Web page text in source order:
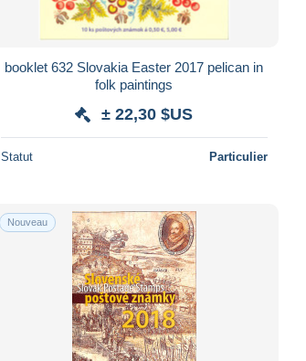
booklet 632 Slovakia Easter 2017 pelican in
folk paintings
± 22,30 $US
Statut Particulier
Nouveau